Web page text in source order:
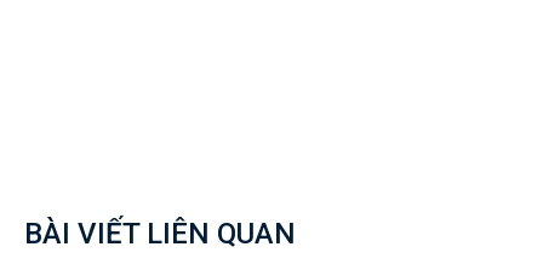
BÀI VIẾT LIÊN QUAN